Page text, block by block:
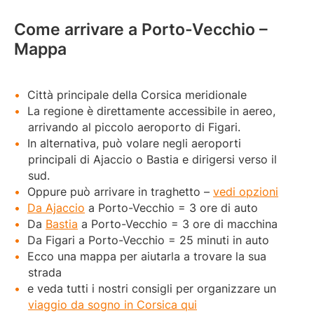
Come arrivare a Porto-Vecchio –
Mappa
Città principale della Corsica meridionale
La regione è direttamente accessibile in aereo,
arrivando al piccolo aeroporto di Figari.
In alternativa, può volare negli aeroporti
principali di Ajaccio o Bastia e dirigersi verso il
sud.
Oppure può arrivare in traghetto – vedi opzioni
Da Ajaccio a Porto-Vecchio = 3 ore di auto
Da Bastia a Porto-Vecchio = 3 ore di macchina
Da Figari a Porto-Vecchio = 25 minuti in auto
Ecco una mappa per aiutarla a trovare la sua
strada
e veda tutti i nostri consigli per organizzare un
viaggio da sogno in Corsica qui